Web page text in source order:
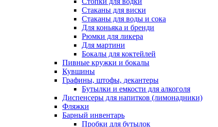
Стаканы для виски
Стаканы для воды и сока
Для коньяка и бренди
Рюмки для ликера
Для мартини
Бокалы для коктейлей
Пивные кружки и бокалы
Кувшины
Графины, штофы, декантеры
Бутылки и емкости для алкоголя
Диспенсеры для напитков (лимонадники)
Фляжки
Барный инвентарь
Пробки для бутылок